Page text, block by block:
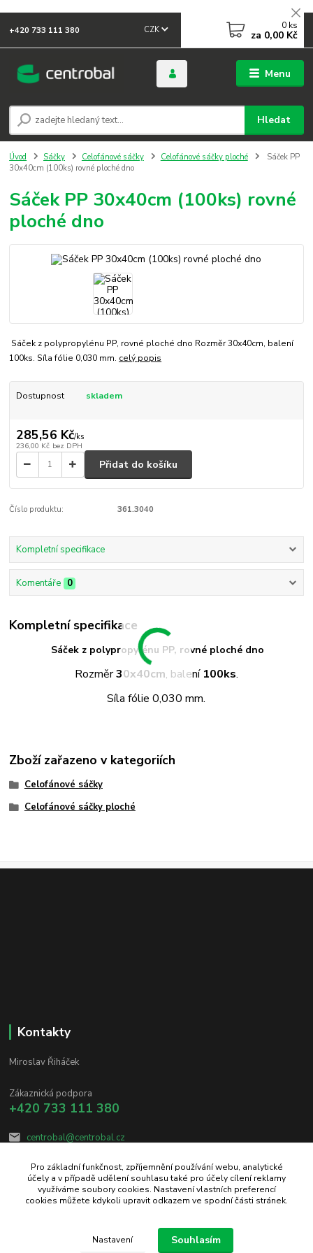
Menu
CZK
Hledat
+420 733 111 380 0 ks
za 0,00 Kč
Úvod Sáčky Celofánové sáčky Celofánové sáčky ploché
Sáček PP
30x40cm (100ks) rovné ploché dno
Sáček PP 30x40cm (100ks) rovné
ploché dno
Sáček z polypropylénu PP, rovné ploché dno Rozměr 30x40cm, balení
100ks. Síla fólie 0,030 mm. celý popis
Dostupnost skladem
285,56 Kč/ks
236,00 Kč bez DPH
Přidat do košíku
Číslo produktu: 361.3040
Kompletní specifikace
Komentáře 0
Kompletní specifikace
Sáček z polypropylénu PP, rovné ploché dno
Rozměr30x40cm, balení 100ks.
Síla fólie 0,030 mm.
Zboží zařazeno v kategoriích
Celofánové sáčky
Celofánové sáčky ploché
Kontakty
Miroslav Řiháček
Zákaznická podpora
+420 733 111 380
centrobal@centrobal.cz
Upravit sběr cookies.
Pro základní funkčnost, zpříjemnění používání webu, analytické
účely a v případě udělení souhlasu také pro účely cílení reklamy
využíváme soubory cookies. Nastavení vlastních preferencí
cookies můžete kdykoli upravit odkazem ve spodní části stránek.
Nastavení Souhlasím